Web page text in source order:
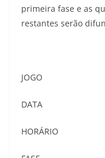
primeira fase e as
restantes serão
JOGO
DATA
HORÁRIO